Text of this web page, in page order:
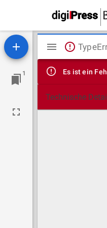
1
Mirador
Viewer
Es ist ein
Technische